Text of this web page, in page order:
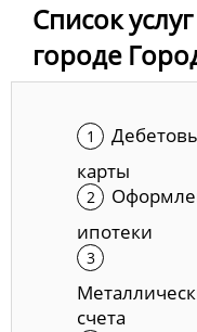
Список
городе
карты
ипотеки
счета